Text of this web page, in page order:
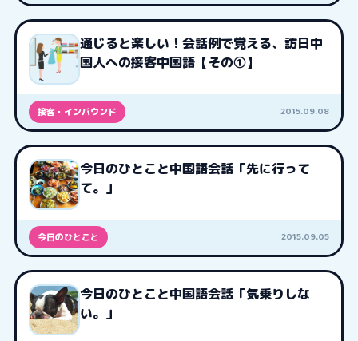
通じると楽しい！会話例で覚える、訪日中
国人への接客中国語【その①】
接客・インバウンド 2015.09.08
今日のひとこと中国語会話「先に行って
て。」
今日のひとこと 2015.09.05
今日のひとこと中国語会話「気乗りしな
い。」